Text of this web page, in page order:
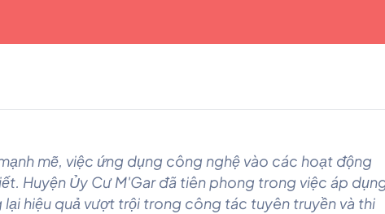
mẽ, việc ứng dụng công nghệ vào các hoạt động
Huyện Ủy Cư M'Gar đã tiên phong trong việc áp
hiệu quả vượt trội trong công tác tuyên truyền và thi